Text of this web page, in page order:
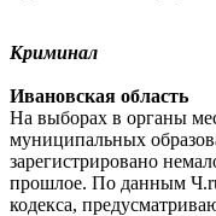
Криминал
Ивановская область
На выборах в органы
муниципальных
зарегистрировано
прошлое. По данным
кодекса,